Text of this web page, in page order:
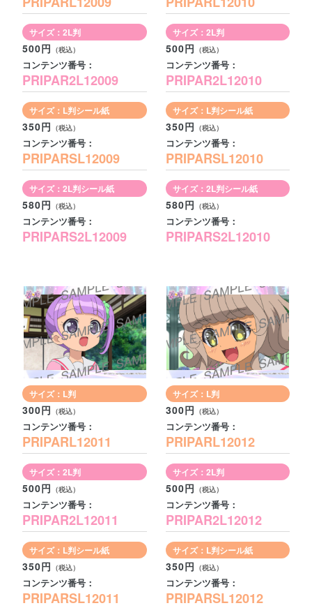
サイズ：2L判
500円
コンテンツ番号：
PRIPAR2L12009
サイズ：L判シール紙
350円
コンテンツ番号：
PRIPARSL12009
サイズ：2L判シール紙
580円
コンテンツ番号：
PRIPARS2L12009
サイズ：2L判
500円
コンテンツ番号：
PRIPAR2L12010
サイズ：L判シール紙
350円
コンテンツ番号：
PRIPARSL12010
サイズ：2L判シール紙
580円
コンテンツ番号：
PRIPARS2L12010
サイズ：L判
300円
コンテンツ番号：
PRIPARL12011
サイズ：2L判
500円
コンテンツ番号：
PRIPAR2L12011
サイズ：L判シール紙
350円
コンテンツ番号：
PRIPARSL12011
サイズ：L判
300円
コンテンツ番号：
PRIPARL12012
サイズ：2L判
500円
コンテンツ番号：
PRIPAR2L12012
サイズ：L判シール紙
350円
コンテンツ番号：
PRIPARSL12012